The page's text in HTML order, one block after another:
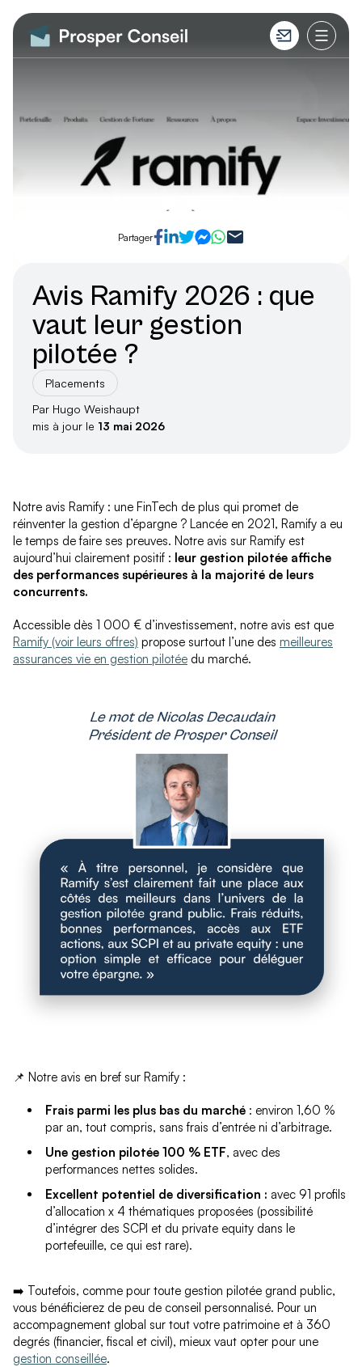
Partager
Avis Ramify 2026 : que
vaut leur gestion
pilotée ?
Placements
Par Hugo Weishaupt
mis à jour le 13 mai 2026
Notre avis Ramify : une FinTech de plus qui promet de
réinventer la gestion d’épargne ? Lancée en 2021, Ramify a eu
le temps de faire ses preuves. Notre avis sur Ramify est
aujourd’hui clairement positif : leur gestion pilotée affiche
des performances supérieures à la majorité de leurs
concurrents.
Accessible dès 1 000 € d’investissement, notre avis est que
Ramify (voir leurs offres) propose surtout l’une des meilleures
assurances vie en gestion pilotée du marché.
📌 Notre avis en bref sur Ramify :
Frais parmi les plus bas du marché : environ 1,60 %
par an, tout compris, sans frais d’entrée ni d’arbitrage.
Une gestion pilotée 100 % ETF, avec des
performances nettes solides.
Excellent potentiel de diversification : avec 91 profils
d’allocation x 4 thématiques proposées (possibilité
d’intégrer des SCPI et du private equity dans le
portefeuille, ce qui est rare).
➡️ Toutefois, comme pour toute gestion pilotée grand public,
vous bénéficierez de peu de conseil personnalisé. Pour un
accompagnement global sur tout votre patrimoine et à 360
degrés (financier, fiscal et civil), mieux vaut opter pour une
gestion conseillée.